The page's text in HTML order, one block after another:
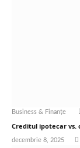
Business & Finanțe
Creditul ipotecar vs.
decembrie 8, 2025